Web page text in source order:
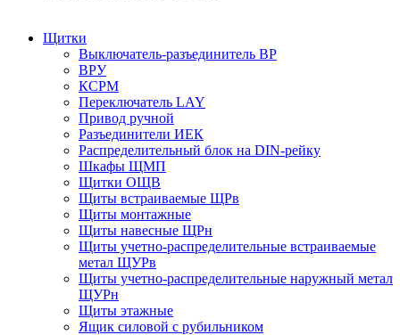
Щитки
Выключатель-разъединитель ВР
ВРУ
КСРМ
Переключатель LAY
Привод ручной
Разъединители ИЕК
Распределительный блок на DIN-рейку
Шкафы ЩМП
Щитки ОЩВ
Щиты встраиваемые ЩРв
Щиты монтажные
Щиты навесные ЩРн
Щиты учетно-распределительные встраиваемые
метал ЩУРв
Щиты учетно-распределительные наружный метал
ЩУРн
Щиты этажные
Ящик силовой с рубильником